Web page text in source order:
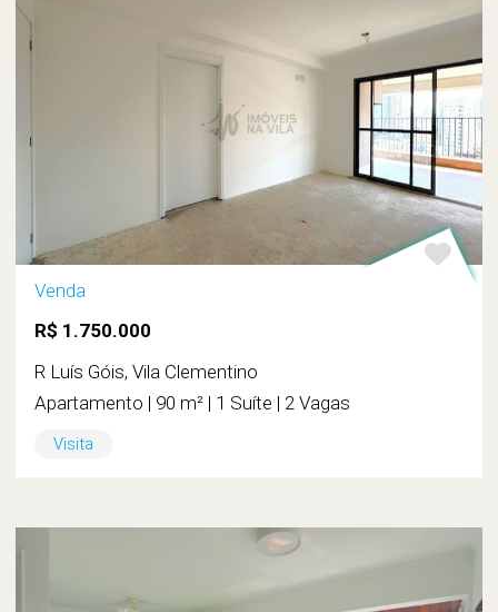
Venda
R$ 1.750.000
R Luís Góis, Vila Clementino
Apartamento | 90 m² | 1 Suíte | 2 Vagas
Visita